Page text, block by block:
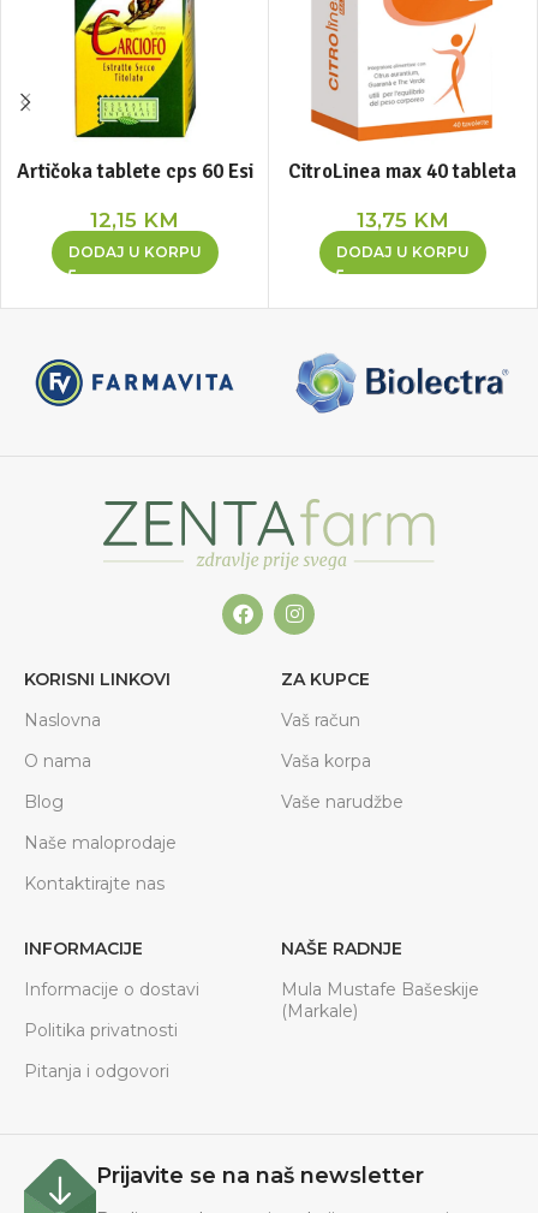
Artičoka tablete cps 60 Esi
12,15 KM
DODAJ U KORPU
CitroLinea max 40 tableta
13,75 KM
DODAJ U KORPU
KORISNI LINKOVI
Naslovna
O nama
Blog
Naše maloprodaje
Kontaktirajte nas
ZA KUPCE
Vaš račun
Vaša korpa
Vaše narudžbe
INFORMACIJE
Informacije o dostavi
Politika privatnosti
Pitanja i odgovori
NAŠE RADNJE
Mula Mustafe Bašeskije
(Markale)
Prijavite se na naš newsletter